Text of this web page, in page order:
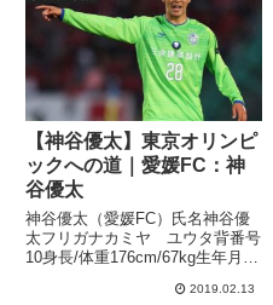
る長身ディフェンダーです。最大
の武器は、...
【神谷優太】東京オリンピ
ックへの道｜愛媛FC：神
谷優太
神谷優太（愛媛FC）氏名神谷優
太フリガナカミヤ ユウタ背番号
10身長/体重176cm/67kg生年月日
形高校サッカーの名門、青森山田
2019.02.13